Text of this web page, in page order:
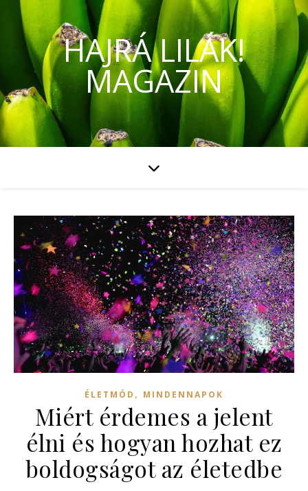
HAJRÁ LILÁK!
MAGAZIN
ÉLETMÓD , MINDENNAPOK
Miért érdemes a jelent
élni és hogyan hozhat ez
boldogságot az életedbe